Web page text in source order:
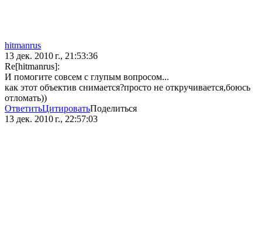
hitmanrus
13 дек. 2010 г., 21:53:36
Re[hitmanrus]:
И помогите совсем с глупым вопросом...
как этот объектив снимается?просто не откручивается,боюсь
отломать))
ОтветитьЦитироватьПоделиться
13 дек. 2010 г., 22:57:03